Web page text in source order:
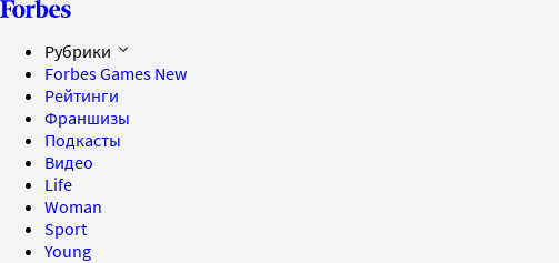
Рубрики
Forbes Games New
Рейтинги
Франшизы
Подкасты
Видео
Life
Woman
Sport
Young